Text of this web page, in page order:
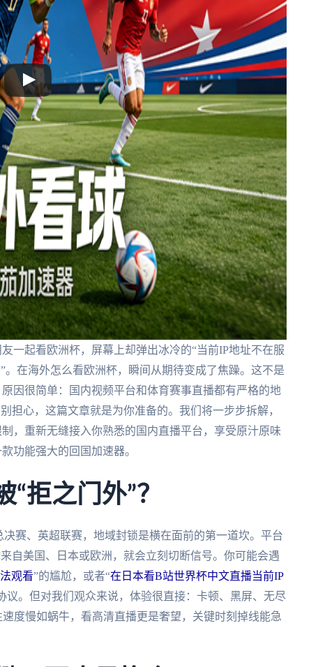
一起看欧洲杯，屏幕上却弹出冰冷的“当前IP地址不在服
。在海外怎么看欧洲杯，瞬间从期待变成了焦躁。这不是
因很简单：国内视频平台和体育赛事直播都有严格的地
担心，这篇文章就是为你准备的。我们将一步步拆解，
，重新无缝接入你熟悉的国内直播平台，享受原汁原味
功能强大的回国加速器。
拒之门外”？
赛、英超联赛，地域封锁是横在面前的第一道坎。平台
自美国、日本或欧洲，就会立刻切断信号。你可能会遇
观看”的尴尬，或者“在日本看B站世界杯中文直播当前IP
议。但对我们观众来说，体验很直接：卡顿、黑屏、无尽
度慢如蜗牛，看高清直播更是奢望，关键时刻掉线能急